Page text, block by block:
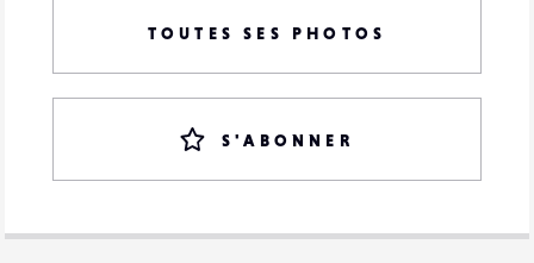
TOUTES SES PHOTOS
S'ABONNER